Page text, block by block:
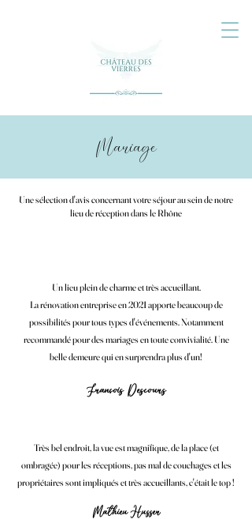
Mariage
Une sélection d'avis concernant votre séjour au sein de notre
lieu de réception dans le Rhône
Un lieu plein de charme et très accueillant.
La rénovation entreprise en 2021 apporte beaucoup de
possibilités pour tous types d'événements. Notamment
recommandé pour des mariages en toute convivialité. Une
belle demeure qui en surprendra plus d'un!
François Descours
Très bel endroit, la vue est magnifique, de la place (et
ombragée) pour les réceptions, pas mal de couchages et les
propriétaires sont impliqués et très accueillants, c'était le top !
Mathieu Husser